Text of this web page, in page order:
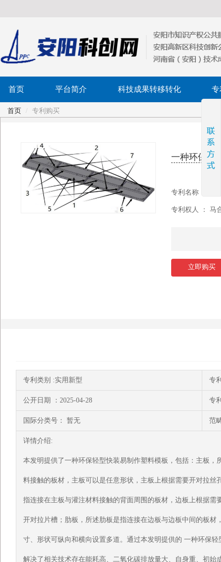
首页 平台简介 科技成果转移转化
首页 / 专利购买
一种环保轻
专利名称：一
专利权人 ： 马
立即购买
专利类别 :实用新型 专
公开日期 ：2025-04-28 专
国际分类号： 暂无 范
详情介绍:
本发明提供了一种环保轻型快装易制作塑料模板，包括：主板，
料接触的板材，主板可以是任意形状，主板上根据需要开对拉丝
指连接在主板与灌注材料接触的背面周围的板材，边板上根据需
开对拉片槽；肋板，所述肋板是指连接在边板与边板中间的板材
寸、形状可纵向和横向设置多道。通过本发明提供的 一种环保
解决了相关技术存在能耗高、二氧化碳排放量大、自身重、初始